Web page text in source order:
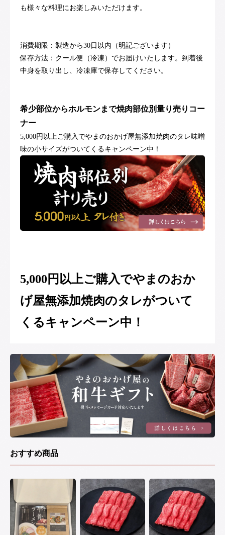
も様々な料理にお楽しみいただけます。
消費期限：製造から30日以内（明記ございます）
保存方法：クール便（冷凍）でお届けいたします。到着後
中身を取り出し、冷凍庫で保存してください。
希少部位からホルモンまで焼肉部位別量り売りコー
ナー
5,000円以上ご購入でやまのおかげ屋無添加焼肉のタレ味噌
味の小サイズがついてくるキャンペーン中！
5,000円以上ご購入でやまのおか
げ屋無添加焼肉のタレがついて
くるキャンペーン中！
おすすめ商品